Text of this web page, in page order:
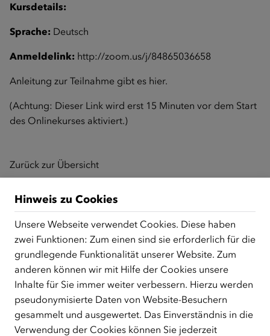
Kursdetails:
Sprache: Deutsch
Anmeldelink: http://zoom.us/j/84865036658
Anleitung zur Teilnahme gibt es hier.
(Achtung: Dieser Link wird erst 15 Minuten vor dem Start
des Onlinekurses aktiviert.)
Zurück zur Übersicht
ÜBER UNS
Der Österreichische Integrationsfonds (ÖIF) ist ein Fonds der
Republik Österreich, der Flüchtlinge, subsidiär
Schutzberechtigte, Vertriebene sowie Zuwander/innen als
zentrale Anlaufstelle bei der Integration in Österreich
unterstützt.
FacebookYouTubeInstagramLinkedIn
Hinweis zu Cookies
Unsere Webseite verwendet Cookies. Diese haben
zwei Funktionen: Zum einen sind sie erforderlich für die
grundlegende Funktionalität unserer Website. Zum
anderen können wir mit Hilfe der Cookies unsere
Inhalte für Sie immer weiter verbessern. Hierzu werden
pseudonymisierte Daten von Website-Besuchern
gesammelt und ausgewertet. Das Einverständnis in die
Verwendung der Cookies können Sie jederzeit